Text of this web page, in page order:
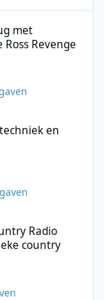
met
Revenge
en
Radio
country